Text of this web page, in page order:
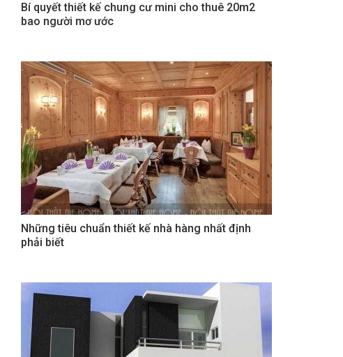
Bí quyết thiết kế chung cư mini cho thuê 20m2
bao người mơ ước
Những tiêu chuẩn thiết kế nhà hàng nhất định
phải biết